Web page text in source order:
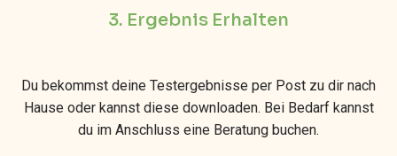
3. Ergebnis Erhalten
Du bekommst deine Testergebnisse per Post zu dir nach
Hause oder kannst diese downloaden. Bei Bedarf kannst
du im Anschluss eine Beratung buchen.